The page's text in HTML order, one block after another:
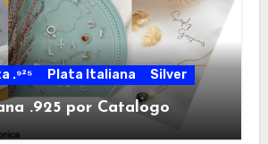
.⁹²⁵ Plata Italiana Silver
.925 por Catalogo